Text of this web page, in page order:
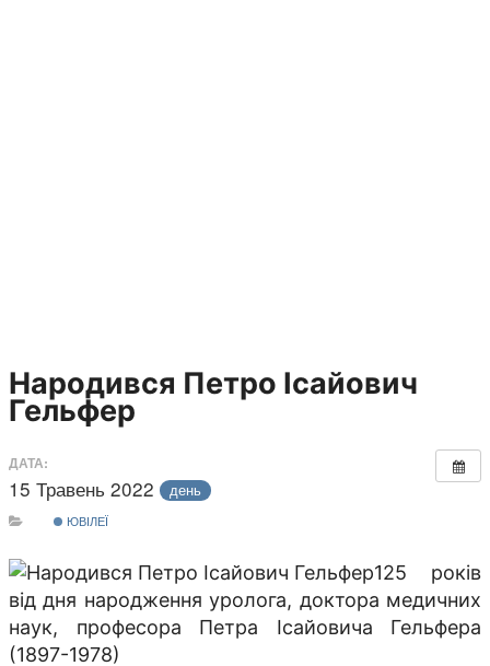
Народився Петро Ісайович
Гельфер
ДАТА:
15 Травень 2022 день
ЮВІЛЕЇ
125 років
від дня народження уролога, доктора медичних
наук, професора Петра Ісайовича Гельфера
(1897-1978)